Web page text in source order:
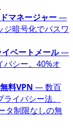
マネージャー—
ジ暗号化でパスワ
ベートメール—
バシー。40%オ
料VPN — 数百
イバシー法、
タ制限なしの無